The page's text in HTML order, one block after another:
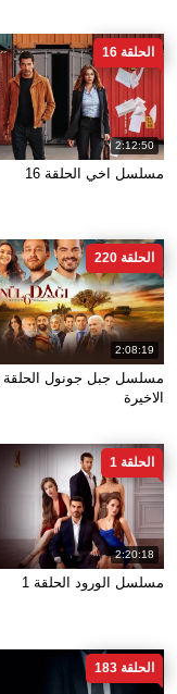
2:12:50
الحلقة 16
مسلسل اخي الحلقة 16
2:08:19
الحلقة 220
الاخيرة
2:20:18
الحلقة 1
مسلسل الورود الحلقة 1
الحلقة 183